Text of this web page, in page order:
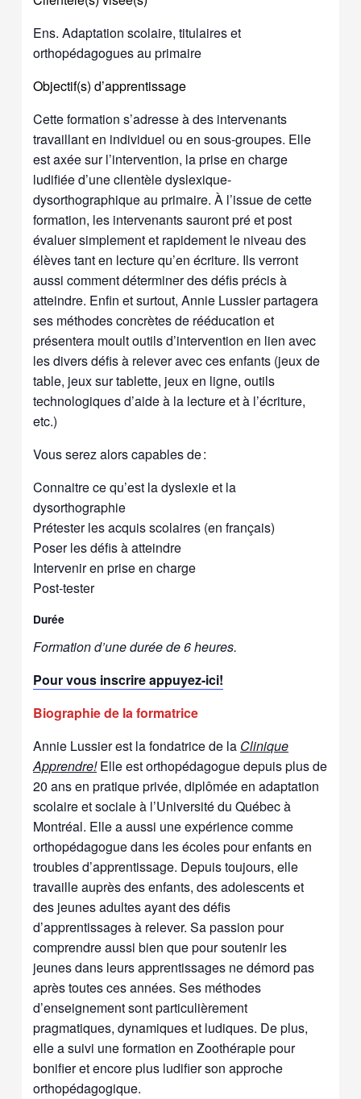
Ens. Adaptation scolaire, titulaires et
orthopédagogues au primaire
Objectif(s) d’apprentissage
Cette formation s’adresse à des intervenants
travaillant en individuel ou en sous-groupes. Elle
est axée sur l’intervention, la prise en charge
ludifiée d’une clientèle dyslexique-
dysorthographique au primaire. À l’issue de cette
formation, les intervenants sauront pré et post
évaluer simplement et rapidement le niveau des
élèves tant en lecture qu’en écriture. Ils verront
aussi comment déterminer des défis précis à
atteindre. Enfin et surtout, Annie Lussier partagera
ses méthodes concrètes de rééducation et
présentera moult outils d’intervention en lien avec
les divers défis à relever avec ces enfants (jeux de
table, jeux sur tablette, jeux en ligne, outils
technologiques d’aide à la lecture et à l’écriture,
etc.)
Vous serez alors capables de :
Connaitre ce qu’est la dyslexie et la
dysorthographie
Prétester les acquis scolaires (en français)
Poser les défis à atteindre
Intervenir en prise en charge
Post-tester
Durée
Formation d’une durée de 6 heures.
Pour vous inscrire appuyez-ici!
Biographie de la formatrice
Annie Lussier est la fondatrice de la Clinique
Apprendre!Elle est orthopédagogue depuis plus de
20 ans en pratique privée, diplômée en adaptation
scolaire et sociale à l’Université du Québec à
Montréal. Elle a aussi une expérience comme
orthopédagogue dans les écoles pour enfants en
troubles d’apprentissage. Depuis toujours, elle
travaille auprès des enfants, des adolescents et
des jeunes adultes ayant des défis
d’apprentissages à relever. Sa passion pour
comprendre aussi bien que pour soutenir les
jeunes dans leurs apprentissages ne démord pas
après toutes ces années. Ses méthodes
d’enseignement sont particulièrement
pragmatiques, dynamiques et ludiques. De plus,
elle a suivi une formation en Zoothérapie pour
bonifier et encore plus ludifier son approche
orthopédagogique.